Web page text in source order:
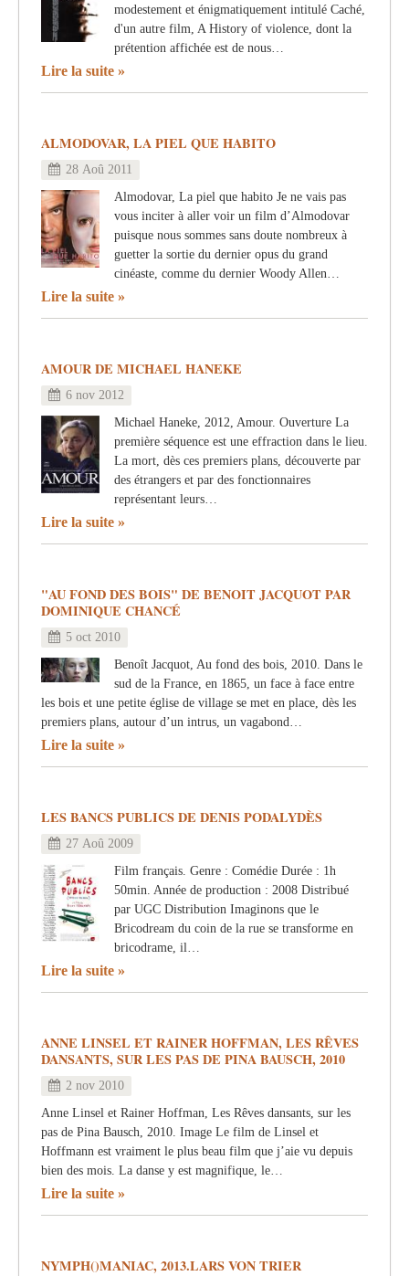
modestement et énigmatiquement intitulé Caché,
d'un autre film, A History of violence, dont la
prétention affichée est de nous…
Lire la suite
ALMODOVAR, LA PIEL QUE HABITO
28 Aoû 2011
Almodovar, La piel que habito Je ne vais pas
vous inciter à aller voir un film d’Almodovar
puisque nous sommes sans doute nombreux à
guetter la sortie du dernier opus du grand
cinéaste, comme du dernier Woody Allen…
Lire la suite
AMOUR DE MICHAEL HANEKE
6 nov 2012
Michael Haneke, 2012, Amour. Ouverture La
première séquence est une effraction dans le lieu.
La mort, dès ces premiers plans, découverte par
des étrangers et par des fonctionnaires
représentant leurs…
Lire la suite
"AU FOND DES BOIS" DE BENOIT JACQUOT PAR
DOMINIQUE CHANCÉ
5 oct 2010
Benoît Jacquot, Au fond des bois, 2010. Dans le
sud de la France, en 1865, un face à face entre
les bois et une petite église de village se met en place, dès les
premiers plans, autour d’un intrus, un vagabond…
Lire la suite
LES BANCS PUBLICS DE DENIS PODALYDÈS
27 Aoû 2009
Film français. Genre : Comédie Durée : 1h
50min. Année de production : 2008 Distribué
par UGC Distribution Imaginons que le
Bricodream du coin de la rue se transforme en
bricodrame, il…
Lire la suite
ANNE LINSEL ET RAINER HOFFMAN, LES RÊVES
DANSANTS, SUR LES PAS DE PINA BAUSCH, 2010
2 nov 2010
Anne Linsel et Rainer Hoffman, Les Rêves dansants, sur les
pas de Pina Bausch, 2010. Image Le film de Linsel et
Hoffmann est vraiment le plus beau film que j’aie vu depuis
bien des mois. La danse y est magnifique, le…
Lire la suite
NYMPH()MANIAC, 2013.LARS VON TRIER